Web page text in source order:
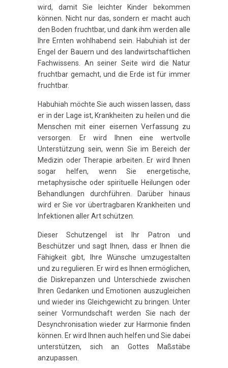
wird, damit Sie leichter Kinder bekommen
können. Nicht nur das, sondern er macht auch
den Boden fruchtbar, und dank ihm werden alle
Ihre Ernten wohlhabend sein. Habuhiah ist der
Engel der Bauern und des landwirtschaftlichen
Fachwissens. An seiner Seite wird die Natur
fruchtbar gemacht, und die Erde ist für immer
fruchtbar.
Habuhiah möchte Sie auch wissen lassen, dass
er in der Lage ist, Krankheiten zu heilen und die
Menschen mit einer eisernen Verfassung zu
versorgen. Er wird Ihnen eine wertvolle
Unterstützung sein, wenn Sie im Bereich der
Medizin oder Therapie arbeiten. Er wird Ihnen
sogar helfen, wenn Sie energetische,
metaphysische oder spirituelle Heilungen oder
Behandlungen durchführen. Darüber hinaus
wird er Sie vor übertragbaren Krankheiten und
Infektionen aller Art schützen.
Dieser Schutzengel ist Ihr Patron und
Beschützer und sagt Ihnen, dass er Ihnen die
Fähigkeit gibt, Ihre Wünsche umzugestalten
und zu regulieren. Er wird es Ihnen ermöglichen,
die Diskrepanzen und Unterschiede zwischen
Ihren Gedanken und Emotionen auszugleichen
und wieder ins Gleichgewicht zu bringen. Unter
seiner Vormundschaft werden Sie nach der
Desynchronisation wieder zur Harmonie finden
können. Er wird Ihnen auch helfen und Sie dabei
unterstützen, sich an Gottes Maßstäbe
anzupassen.